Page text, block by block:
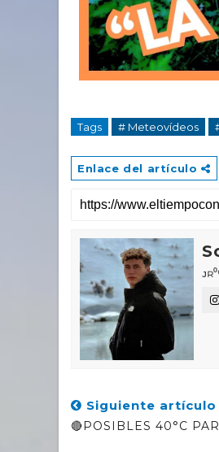
Tags # Meteovídeos
Enlace del artículo
Siguiente artículo
🔴POSIBLES 40°C